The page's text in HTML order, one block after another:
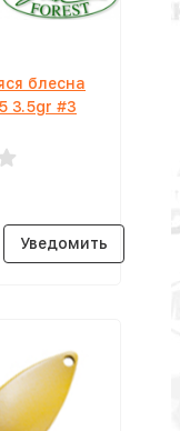
блесна
3.5gr #3
Уведомить